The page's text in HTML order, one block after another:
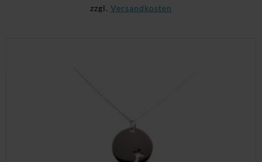
zzgl. Versandkosten